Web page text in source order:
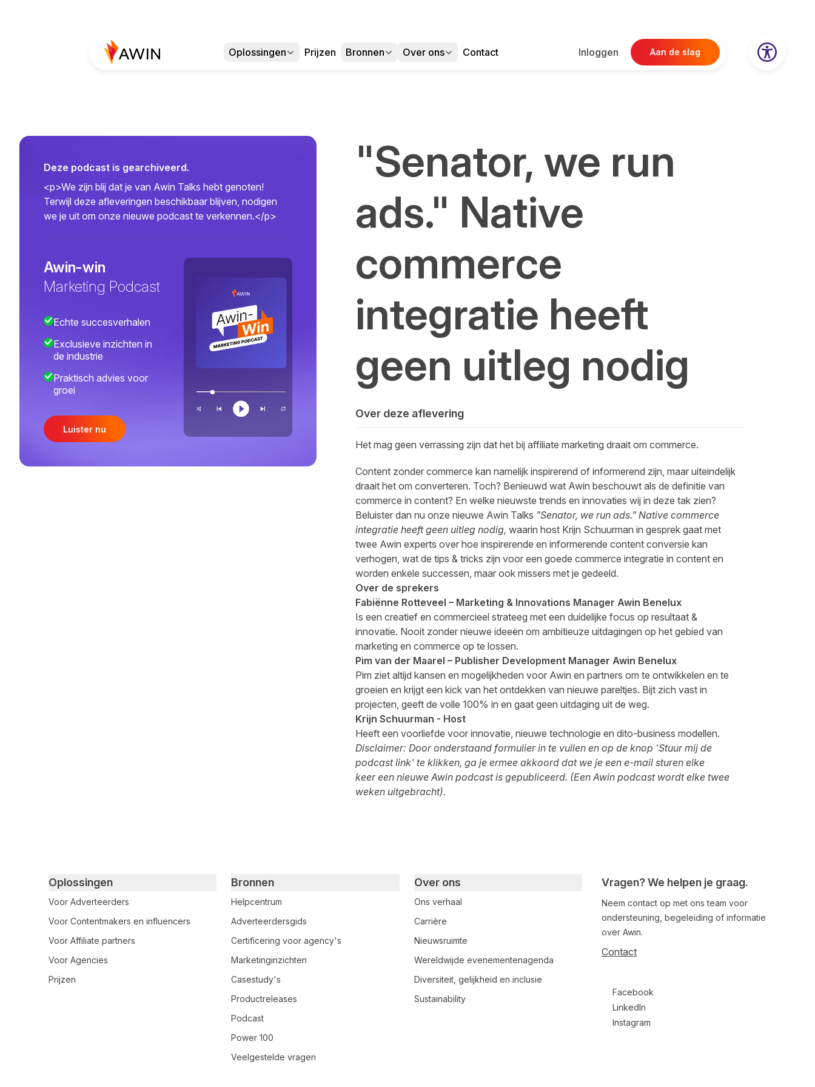
Oplossingen Prijzen Bronnen Over ons Contact Inloggen Aan de slag
Deze podcast is gearchiveerd.
<p>We zijn blij dat je van Awin Talks hebt genoten!
Terwijl deze afleveringen beschikbaar blijven, nodigen
we je uit om onze nieuwe podcast te verkennen.</p>
Awin-win
Marketing Podcast
Echte succesverhalen
Exclusieve inzichten in
de industrie
Praktisch advies voor
groei
Luister nu
"Senator, we run
ads." Native
commerce
integratie heeft
geen uitleg nodig
Over deze aflevering
Het mag geen verrassing zijn dat het bij affiliate marketing draait om commerce.
Content zonder commerce kan namelijk inspirerend of informerend zijn, maar uiteindelijk
draait het om converteren. Toch? Benieuwd wat Awin beschouwt als de definitie van
commerce in content? En welke nieuwste trends en innovaties wij in deze tak zien?
Beluister dan nu onze nieuwe Awin Talks "Senator, we run ads." Native commerce
integratie heeft geen uitleg nodig, waarin host Krijn Schuurman in gesprek gaat met
twee Awin experts over hoe inspirerende en informerende content conversie kan
verhogen, wat de tips & tricks zijn voor een goede commerce integratie in content en
worden enkele successen, maar ook missers met je gedeeld.
Over de sprekers
Fabiënne Rotteveel – Marketing & Innovations Manager Awin Benelux
Is een creatief en commercieel strateeg met een duidelijke focus op resultaat &
innovatie. Nooit zonder nieuwe ideeën om ambitieuze uitdagingen op het gebied van
marketing en commerce op te lossen.
Pim van der Maarel – Publisher Development Manager Awin Benelux
Pim ziet altijd kansen en mogelijkheden voor Awin en partners om te ontwikkelen en te
groeien en krijgt een kick van het ontdekken van nieuwe pareltjes. Bijt zich vast in
projecten, geeft de volle 100% in en gaat geen uitdaging uit de weg.
Krijn Schuurman - Host
Heeft een voorliefde voor innovatie, nieuwe technologie en dito-business modellen.
Disclaimer: Door onderstaand formulier in te vullen en op de knop 'Stuur mij de
podcast link' te klikken, ga je ermee akkoord dat we je een e-mail sturen elke
keer een nieuwe Awin podcast is gepubliceerd. (Een Awin podcast wordt elke twee
weken uitgebracht).
Vragen? We helpen je graag.
Neem contact op met ons team voor
ondersteuning, begeleiding of informatie
over Awin.
Contact
Facebook
LinkedIn
Instagram
Primary footer navigation
Oplossingen
Voor Adverteerders
Voor Contentmakers en influencers
Voor Affiliate partners
Voor Agencies
Prijzen
Bronnen
Helpcentrum
Adverteerdersgids
Certificering voor agency's
Marketinginzichten
Casestudy's
Productreleases
Podcast
Power 100
Veelgestelde vragen
Over ons
Ons verhaal
Carrière
Nieuwsruimte
Wereldwijde evenementenagenda
Diversiteit, gelijkheid en inclusie
Sustainability